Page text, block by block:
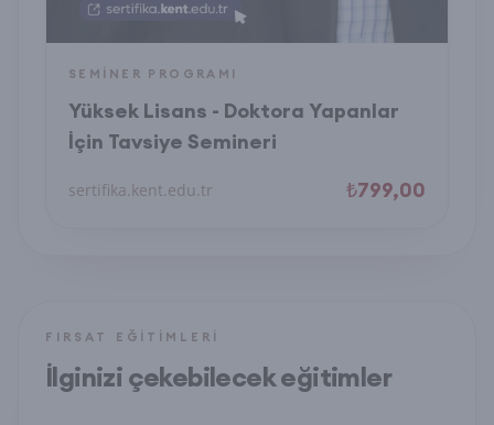
SEMINER PROGRAMI
Yüksek Lisans - Doktora Yapanlar
İçin Tavsiye Semineri
sertifika.kent.edu.tr ₺799,00
FIRSAT EĞITIMLERI
İlginizi çekebilecek eğitimler